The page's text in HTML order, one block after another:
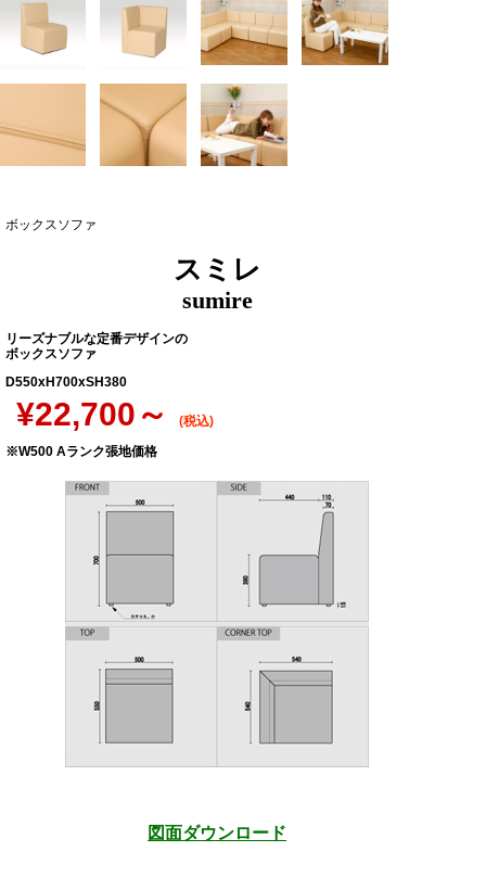
ボックスソファ
スミレ
sumire
リーズナブルな定番デザインの
ボックスソファ
D550xH700xSH380
¥22,700～
(税込)
※W500 Aランク張地価格
図面ダウンロード